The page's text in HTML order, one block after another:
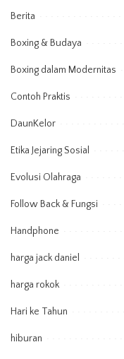
Berita
Boxing & Budaya
Boxing dalam Modernitas
Contoh Praktis
DaunKelor
Etika Jejaring Sosial
Evolusi Olahraga
Follow Back & Fungsi
Handphone
harga jack daniel
harga rokok
Hari ke Tahun
hiburan